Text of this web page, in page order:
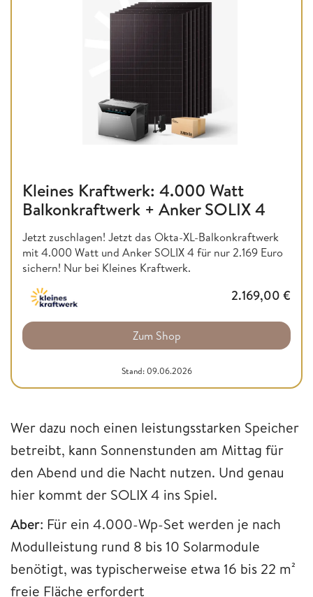
Kleines Kraftwerk: 4.000 Watt
Balkonkraftwerk + Anker SOLIX 4
Jetzt zuschlagen! Jetzt das Okta-XL-Balkonkraftwerk
mit 4.000 Watt und Anker SOLIX 4 für nur 2.169 Euro
sichern! Nur bei Kleines Kraftwerk.
2.169,00 €
Zum Shop
Stand: 09.06.2026
Wer dazu noch einen leistungsstarken Speicher
betreibt, kann Sonnenstunden am Mittag für
den Abend und die Nacht nutzen. Und genau
hier kommt der SOLIX 4 ins Spiel.
Aber: Für ein 4.000-Wp-Set werden je nach
Modulleistung rund 8 bis 10 Solarmodule
benötigt, was typischerweise etwa 16 bis 22 m²
freie Fläche erfordert